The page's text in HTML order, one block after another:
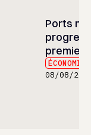
Ports
premier
08/08/